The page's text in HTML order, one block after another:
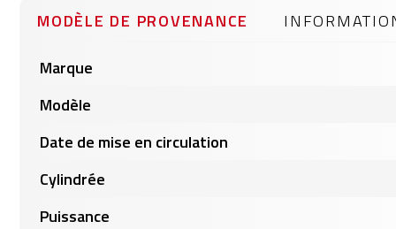
MODÈLE DE PROVENANCE
produits
Marque
Modèle
Date de mise en circulation
Cylindrée
Puissance